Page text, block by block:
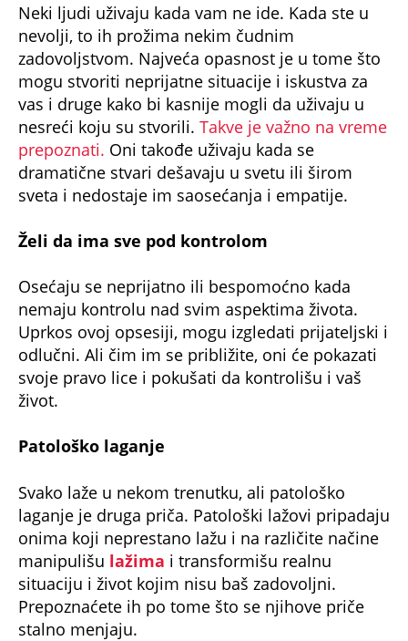
Neki ljudi uživaju kada vam ne ide. Kada ste u
nevolji, to ih prožima nekim čudnim
zadovoljstvom. Najveća opasnost je u tome što
mogu stvoriti neprijatne situacije i iskustva za
vas i druge kako bi kasnije mogli da uživaju u
nesreći koju su stvorili. Takve je važno na vreme
prepoznati. Oni takođe uživaju kada se
dramatične stvari dešavaju u svetu ili širom
sveta i nedostaje im saosećanja i empatije.
Želi da ima sve pod kontrolom
Osećaju se neprijatno ili bespomoćno kada
nemaju kontrolu nad svim aspektima života.
Uprkos ovoj opsesiji, mogu izgledati prijateljski i
odlučni. Ali čim im se približite, oni će pokazati
svoje pravo lice i pokušati da kontrolišu i vaš
život.
Patološko laganje
Svako laže u nekom trenutku, ali patološko
laganje je druga priča. Patološki lažovi pripadaju
onima koji neprestano lažu i na različite načine
manipulišu lažima i transformišu realnu
situaciju i život kojim nisu baš zadovoljni.
Prepoznaćete ih po tome što se njihove priče
stalno menjaju.